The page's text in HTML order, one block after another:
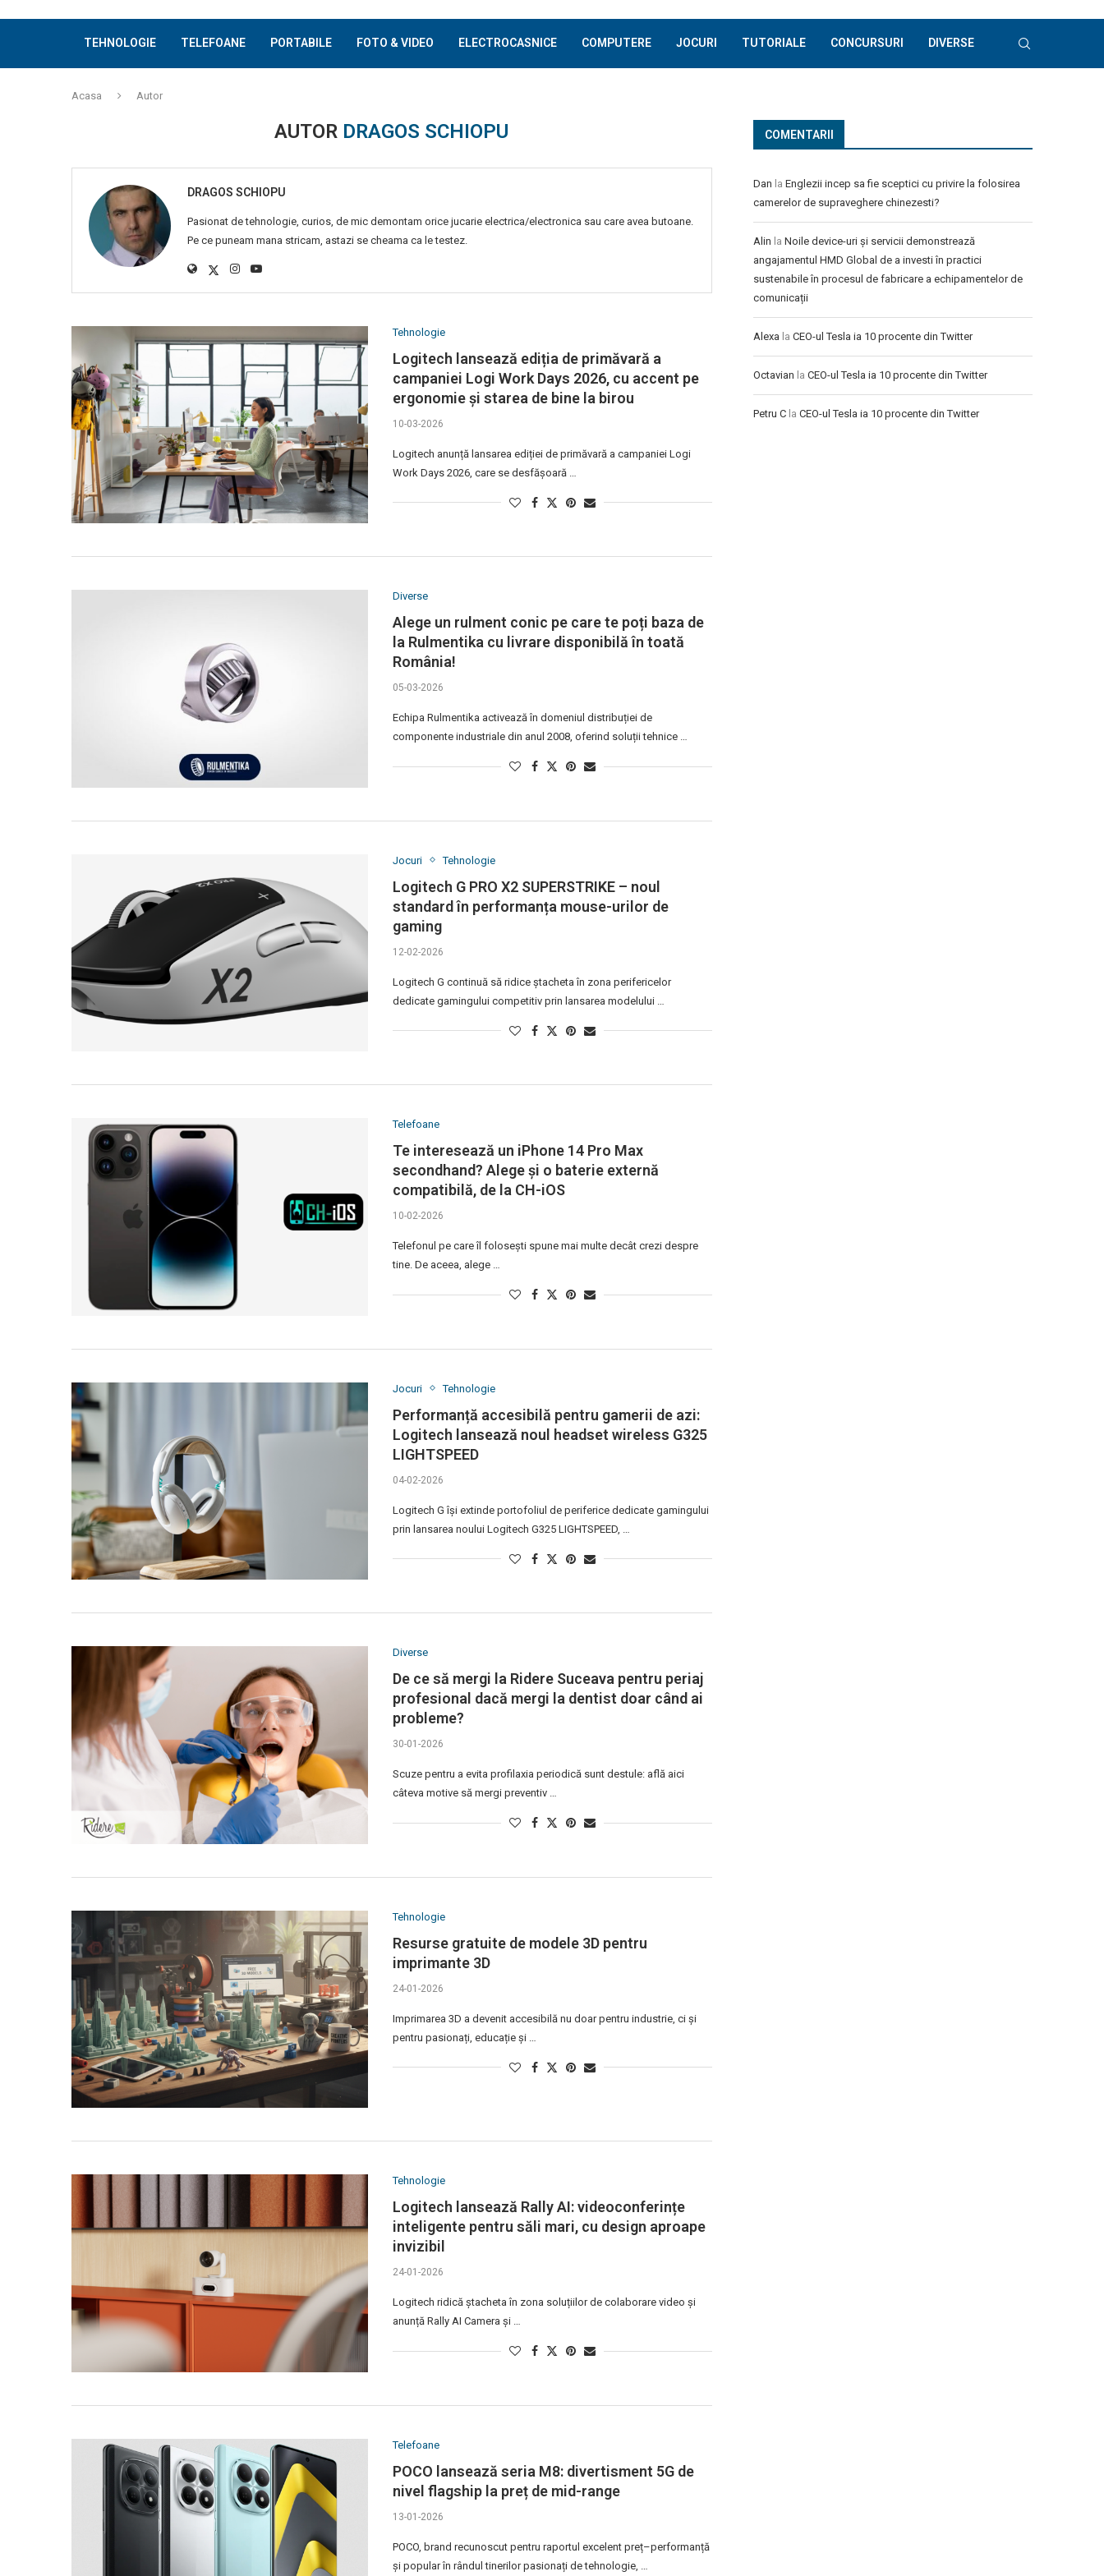
TEHNOLOGIE TELEFOANE PORTABILE FOTO & VIDEO ELECTROCASNICE COMPUTERE JOCURI TUTORIALE CONCURSURI DIVERSE
Acasa Autor
AUTOR DRAGOS SCHIOPU
DRAGOS SCHIOPU
Pasionat de tehnologie, curios, de mic demontam orice jucarie electrica/electronica sau care avea butoane.
Pe ce puneam mana stricam, astazi se cheama ca le testez.
Tehnologie
Logitech lansează ediția de primăvară a
campaniei Logi Work Days 2026, cu accent pe
ergonomie și starea de bine la birou
10-03-2026
Logitech anunță lansarea ediției de primăvară a campaniei Logi
Work Days 2026, care se desfășoară …
Diverse
Alege un rulment conic pe care te poți baza de
la Rulmentika cu livrare disponibilă în toată
România!
05-03-2026
Echipa Rulmentika activează în domeniul distribuției de
componente industriale din anul 2008, oferind soluții tehnice …
Jocuri Tehnologie
Logitech G PRO X2 SUPERSTRIKE – noul
standard în performanța mouse-urilor de
gaming
12-02-2026
Logitech G continuă să ridice ștacheta în zona perifericelor
dedicate gamingului competitiv prin lansarea modelului …
Telefoane
Te interesează un iPhone 14 Pro Max
secondhand? Alege și o baterie externă
compatibilă, de la CH-iOS
10-02-2026
Telefonul pe care îl folosești spune mai multe decât crezi despre
tine. De aceea, alege …
Jocuri Tehnologie
Performanță accesibilă pentru gamerii de azi:
Logitech lansează noul headset wireless G325
LIGHTSPEED
04-02-2026
Logitech G își extinde portofoliul de periferice dedicate gamingului
prin lansarea noului Logitech G325 LIGHTSPEED, …
Diverse
De ce să mergi la Ridere Suceava pentru periaj
profesional dacă mergi la dentist doar când ai
probleme?
30-01-2026
Scuze pentru a evita profilaxia periodică sunt destule: află aici
câteva motive să mergi preventiv …
Tehnologie
Resurse gratuite de modele 3D pentru
imprimante 3D
24-01-2026
Imprimarea 3D a devenit accesibilă nu doar pentru industrie, ci și
pentru pasionați, educație și …
Tehnologie
Logitech lansează Rally AI: videoconferințe
inteligente pentru săli mari, cu design aproape
invizibil
24-01-2026
Logitech ridică ștacheta în zona soluțiilor de colaborare video și
anunță Rally AI Camera și …
Telefoane
POCO lansează seria M8: divertisment 5G de
nivel flagship la preț de mid-range
13-01-2026
POCO, brand recunoscut pentru raportul excelent preț–performanță
și popular în rândul tinerilor pasionați de tehnologie, …
COMENTARII
Dan la Englezii incep sa fie sceptici cu privire la folosirea
camerelor de supraveghere chinezesti?
Alin la Noile device-uri și servicii demonstrează
angajamentul HMD Global de a investi în practici
sustenabile în procesul de fabricare a echipamentelor de
comunicații
Alexa la CEO-ul Tesla ia 10 procente din Twitter
Octavian la CEO-ul Tesla ia 10 procente din Twitter
Petru C la CEO-ul Tesla ia 10 procente din Twitter